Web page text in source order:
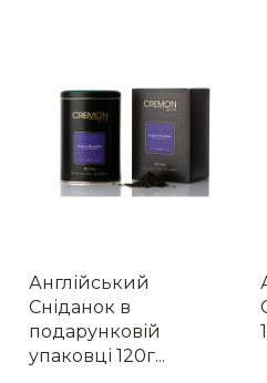
Англійський
Сніданок в
подарунковій
упаковці 120г...